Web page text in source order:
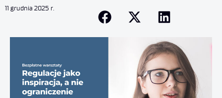
11 grudnia 2025